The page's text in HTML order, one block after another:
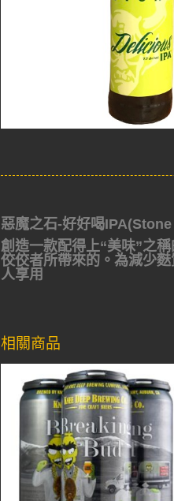
惡魔之石-好好喝
創造一款配得上“美味”之
佼佼者所帶來的。為減少
人享用
相關商品